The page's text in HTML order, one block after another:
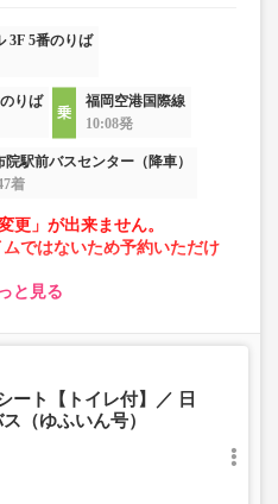
3F 5番のりば
りば
福岡空港国際線
10:08発
院駅前バスセンター（降車）
着
更」が出来ません。
ではないため予約いただけ
合がございます。これに伴
い。
と見る
ート【トイレ付】／ 日
ス（ゆふいん号）